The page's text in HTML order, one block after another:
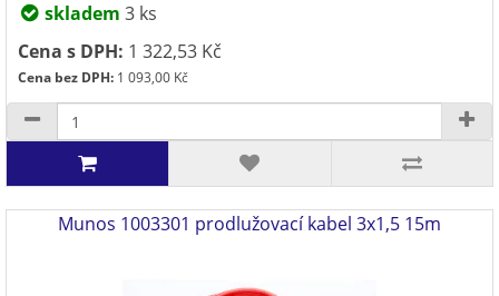
skladem 3 ks
Cena s DPH: 1 322,53 Kč
Cena bez DPH: 1 093,00 Kč
Munos 1003301 prodlužovací kabel 3x1,5 15m